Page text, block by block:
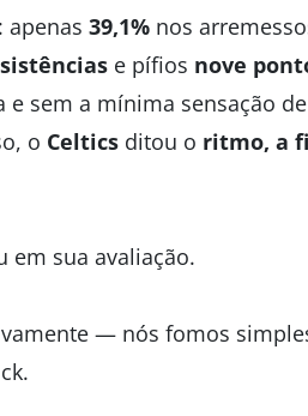
apenas 39,1% nos
e pífios nove
sem a mínima sensação
o Celtics ditou o ritmo, a
em sua avaliação.
— nós fomos